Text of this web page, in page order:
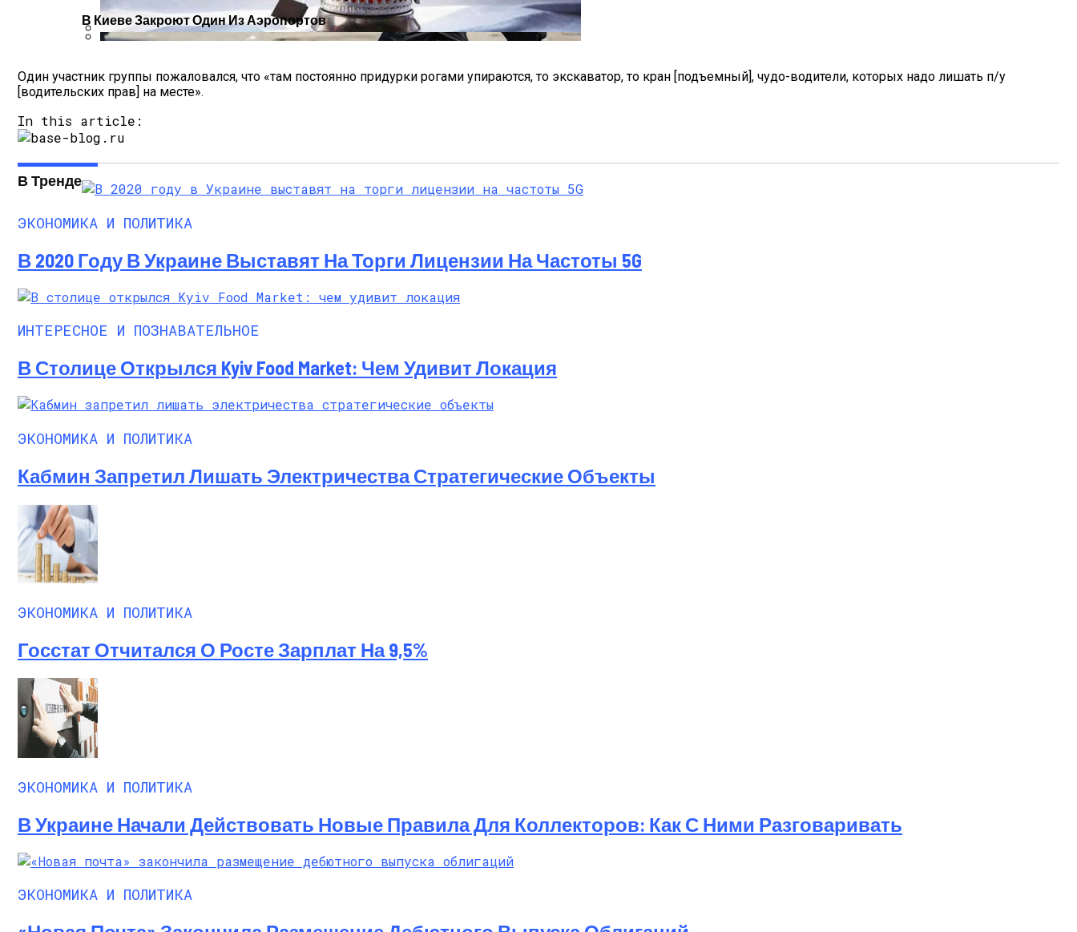
В Киеве Закроют Один Из Аэропортов
Один участник группы пожаловался, что «там постоянно придурки рогами упираются, то экскаватор, то кран [подъемный], чудо-водители, которых надо лишать п/у
[водительских прав] на месте».
In this article:
В Тренде
ЭКОНОМИКА И ПОЛИТИКА
В 2020 Году В Украине Выставят На Торги Лицензии На Частоты 5G
ИНТЕРЕСНОЕ И ПОЗНАВАТЕЛЬНОЕ
В Столице Открылся Kyiv Food Market: Чем Удивит Локация
ЭКОНОМИКА И ПОЛИТИКА
Кабмин Запретил Лишать Электричества Стратегические Объекты
ЭКОНОМИКА И ПОЛИТИКА
Госстат Отчитался О Росте Зарплат На 9,5%
ЭКОНОМИКА И ПОЛИТИКА
В Украине Начали Действовать Новые Правила Для Коллекторов: Как С Ними Разговаривать
ЭКОНОМИКА И ПОЛИТИКА